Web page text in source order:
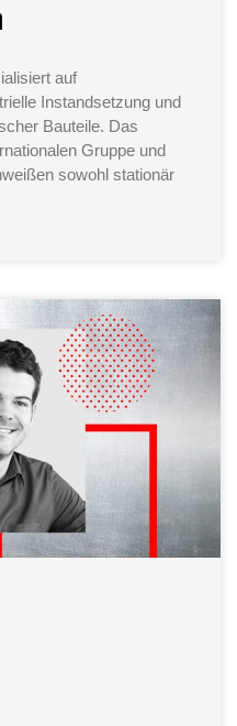
auf
Instandsetzung und
Bauteile. Das
Gruppe und
sowohl stationär